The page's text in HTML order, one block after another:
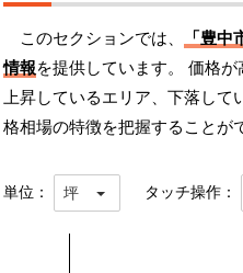
このセクションでは、
「豊
情報を提供しています。 価格
上昇しているエリア、下落して
格相場の特徴を把握することが
単位： 坪 タッチ操作：